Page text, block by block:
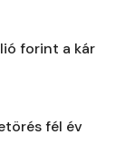
forint a kár
fél év